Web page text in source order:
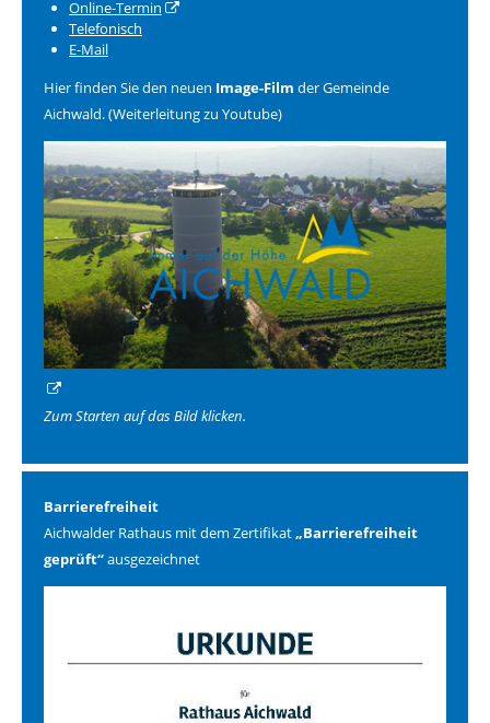
Online-Termin
Telefonisch
E-Mail
Hier finden Sie den neuen Image-Film der Gemeinde
Aichwald. (Weiterleitung zu Youtube)
Zum Starten auf das Bild klicken.
Barrierefreiheit
Aichwalder Rathaus mit dem Zertifikat„Barrierefreiheit
geprüft“ausgezeichnet